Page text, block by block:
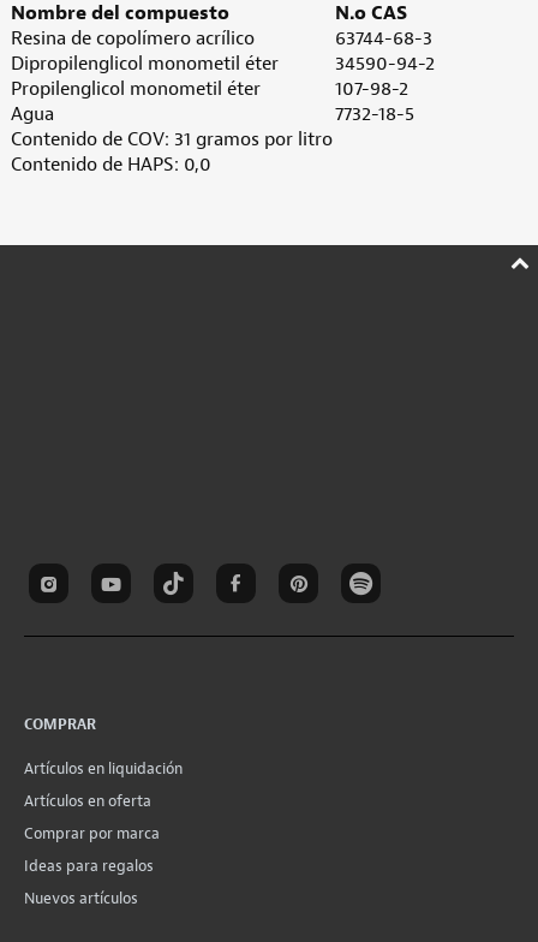
Nombre del compuesto
N.o CAS
Resina de copolímero acrílico
63744-68-3
Dipropilenglicol monometil éter
34590-94-2
Propilenglicol monometil éter
107-98-2
Agua
7732-18-5
Contenido de COV: 31 gramos por litro
Contenido de HAPS: 0,0
COMPRAR
Artículos en liquidación
Artículos en oferta
Comprar por marca
Ideas para regalos
Nuevos artículos